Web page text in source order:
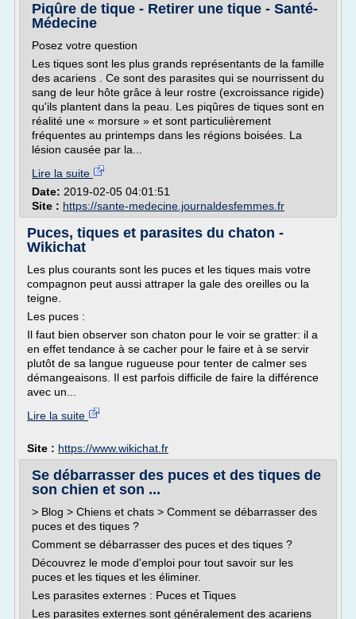
Piqûre de tique - Retirer une tique - Santé-
Médecine
Posez votre question
Les tiques sont les plus grands représentants de la famille
des acariens . Ce sont des parasites qui se nourrissent du
sang de leur hôte grâce à leur rostre (excroissance rigide)
qu'ils plantent dans la peau. Les piqûres de tiques sont en
réalité une « morsure » et sont particulièrement
fréquentes au printemps dans les régions boisées. La
lésion causée par la...
Lire la suite
Date: 2019-02-05 04:01:51
Site : https://sante-medecine.journaldesfemmes.fr
Puces, tiques et parasites du chaton -
Wikichat
Les plus courants sont les puces et les tiques mais votre
compagnon peut aussi attraper la gale des oreilles ou la
teigne.
Les puces :
Il faut bien observer son chaton pour le voir se gratter: il a
en effet tendance à se cacher pour le faire et à se servir
plutôt de sa langue rugueuse pour tenter de calmer ses
démangeaisons. Il est parfois difficile de faire la différence
avec un...
Lire la suite
Site : https://www.wikichat.fr
Se débarrasser des puces et des tiques de
son chien et son ...
> Blog > Chiens et chats > Comment se débarrasser des
puces et des tiques ?
Comment se débarrasser des puces et des tiques ?
Découvrez le mode d'emploi pour tout savoir sur les
puces et les tiques et les éliminer.
Les parasites externes : Puces et Tiques
Les parasites externes sont généralement des acariens